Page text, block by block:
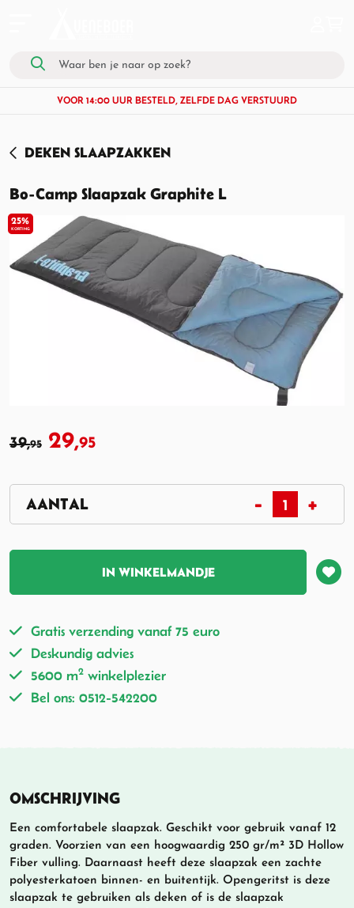
VOOR 14:00 UUR BESTELD, ZELFDE DAG VERSTUURD
DEKEN SLAAPZAKKEN
25%
KORTING
Bo-Camp Slaapzak Graphite L
39,95 29,95
IN WINKELMANDJE
Gratis verzending vanaf 75 euro
Deskundig advies
5600 m2 winkelplezier
Bel ons: 0512-542200
OMSCHRIJVING
Een comfortabele slaapzak. Geschikt voor gebruik vanaf 12
graden. Voorzien van een hoogwaardig 250 gr/m² 3D Hollow
Fiber vulling. Daarnaast heeft deze slaapzak een zachte
polyesterkatoen binnen- en buitentijk. Opengeritst is deze
slaapzak te gebruiken als deken of is de slaapzak